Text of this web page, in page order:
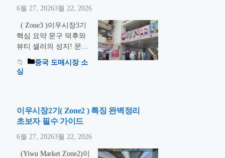
축 면적만 약 108만㎡에
달하는 대형 구역입니
다. 약 16,000개 이상의
점포가 입점해 있고, 상
개를 넘는 규모예요. 다
른 구역과 …
6월 27, 20263월 22, 2026
( Zone3 )이우시장3기
핵심 요약 문구 덕후와
뷰티 셀러의 성지! 문화
상품과 레저 용품이 집
결된 이우 시장 3기
합니다. 안녕하세요, 다
다직구의 조셉입니다.
이 필요한 문구, 화장품,
스포츠 용품이 가득한
중국 도매시장 소
싱
이우시장2기( Zone2 ) 특징 완벽정리
초보자 필수 가이드
6월 27, 20263월 22, 2026
(Yiwu Market Zone2)이